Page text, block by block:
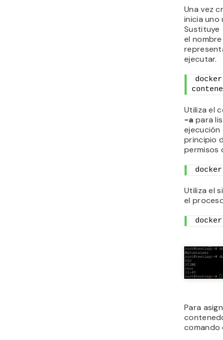
Una vez
inicia
Sustituye
el
ejecutar.
Utiliza el
-a para
principio
permisos
Utiliza el
el
Para